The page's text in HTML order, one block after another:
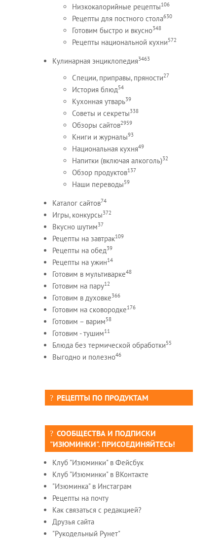
Низкокалорийные рецепты106
Рецепты для постного стола630
Готовим быстро и вкусно348
Рецепты национальной кухни572
Кулинарная энциклопедия3463
Специи, приправы, пряности27
История блюд54
Кухонная утварь39
Советы и секреты338
Обзоры сайтов2959
Книги и журналы93
Национальная кухня49
Напитки (включая алкоголь)32
Обзор продуктов137
Наши переводы59
Каталог сайтов74
Игры, конкурсы372
Вкусно шутим37
Рецепты на завтрак109
Рецепты на обед39
Рецепты на ужин14
Готовим в мультиварке48
Готовим на пару12
Готовим в духовке366
Готовим на сковородке176
Готовим – варим58
Готовим - тушим11
Блюда без термической обработки55
Выгодно и полезно46
РЕЦЕПТЫ ПО ПРОДУКТАМ
СООБЩЕСТВА И ПОДПИСКИ
"ИЗЮМИНКИ". ПРИСОЕДИНЯЙТЕСЬ!
Клуб "Изюминки" в Фейсбук
Клуб "Изюминки" в ВКонтакте
"Изюминка" в Инстаграм
Рецепты на почту
Как связаться с редакцией?
Друзья сайта
"Рукодельный Рунет"